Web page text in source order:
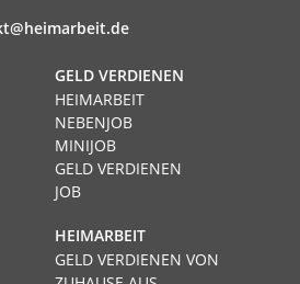
GELD VERDIENEN
HEIMARBEIT
NEBENJOB
MINIJOB
GELD VERDIENEN
JOB
HEIMARBEIT
GELD VERDIENEN VON